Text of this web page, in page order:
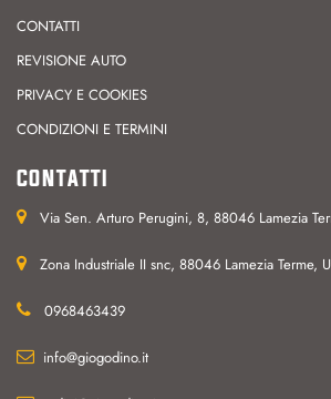
CONTATTI
REVISIONE AUTO
PRIVACY E COOKIES
CONDIZIONI E TERMINI
CONTATTI
Via Sen. Arturo Perugini, 8, 88046 Lamezia
Zona Industriale II snc, 88046 Lamezia Terme,
0968463439
info@giogodino.it